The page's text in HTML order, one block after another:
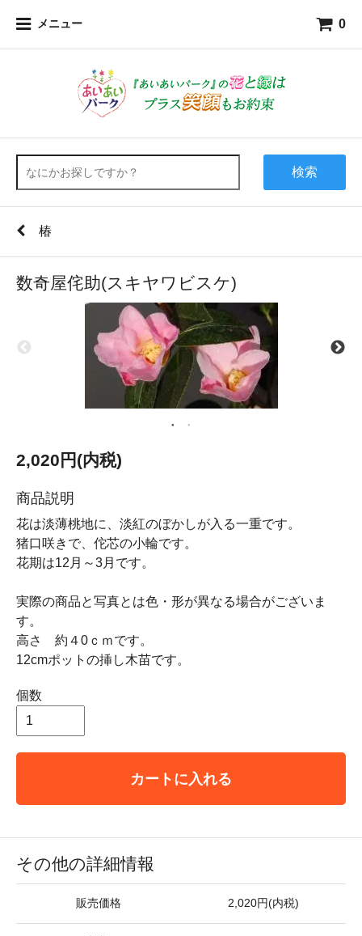
メニュー 0
検索
椿
数奇屋侘助(スキヤワビスケ)
2,020円(内税)
商品説明
花は淡薄桃地に、淡紅のぼかしが入る一重です。
猪口咲きで、佗芯の小輪です。
花期は12月～3月です。
実際の商品と写真とは色・形が異なる場合がございま
す。
高さ 約４0ｃｍです。
12cmポットの挿し木苗です。
個数
カートに入れる
その他の詳細情報
販売価格 2,020円(内税)